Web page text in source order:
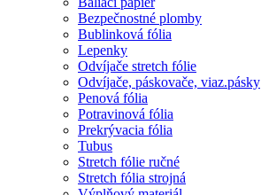
Bezpečnostné plomby
Bublinková fólia
Lepenky
Odvíjače stretch fólie
Odvíjače, páskovače, viaz.pásky
Penová fólia
Potravinová fólia
Prekrývacia fólia
Tubus
Stretch fólie ručné
Stretch fólia strojná